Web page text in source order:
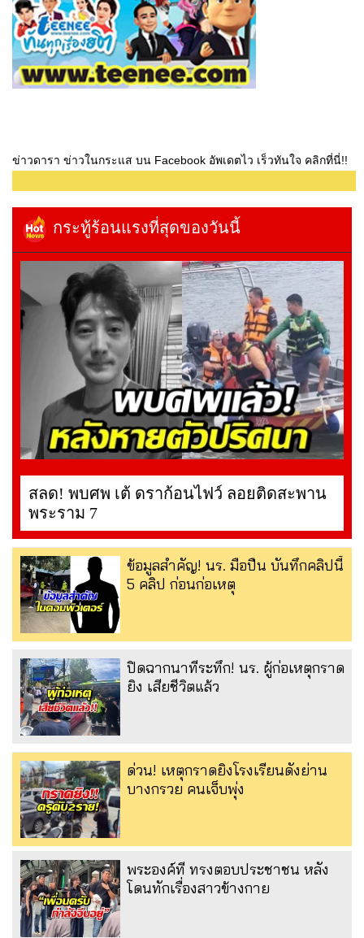
ข่าวดารา ข่าวในกระแส บน Facebook อัพเดตไว เร็วทันใจ คลิกที่นี่!!
กระทู้ร้อนแรงที่สุดของวันนี้
สลด! พบศพ เต้ ดราก้อนไฟว์ ลอยติดสะพาน
พระราม 7
ข้อมูลสำคัญ! นร. มือปืน บันทึกคลิปนี้
5 คลิป ก่อนก่อเหตุ
ปิดฉากนาทีระทึก! นร. ผู้ก่อเหตุกราด
ยิง เสียชีวิตแล้ว
ด่วน! เหตุกราดยิงโรงเรียนดังย่าน
บางกรวย คนเจ็บพุ่ง
พระองค์ที ทรงตอบประชาชน หลัง
โดนทักเรื่องสาวข้างกาย